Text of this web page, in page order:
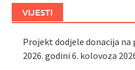
VIJESTI
Projekt dodjele donacija na
2026. godini 6. kolovoza